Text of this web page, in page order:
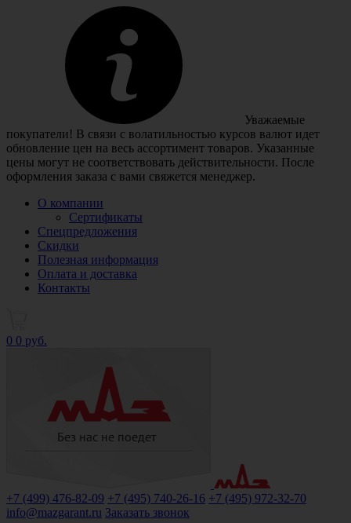
Уважаемые
покупатели! В связи с волатильностью курсов валют идет
обновление цен на весь ассортимент товаров. Указанные
цены могут не соответствовать действительности. После
оформления заказа с вами свяжется менеджер.
О компании
Сертификаты
Спецпредложения
Скидки
Полезная информация
Оплата и доставка
Контакты
0 0 руб.
+7 (499) 476-82-09 +7 (495) 740-26-16 +7 (495) 972-32-70
info@mazgarant.ru Заказать звонок